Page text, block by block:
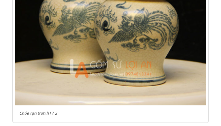
Chóe rạn trơn h17 2